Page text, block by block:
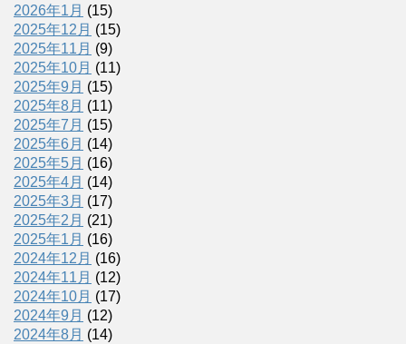
2026年1月 (15)
2025年12月 (15)
2025年11月 (9)
2025年10月 (11)
2025年9月 (15)
2025年8月 (11)
2025年7月 (15)
2025年6月 (14)
2025年5月 (16)
2025年4月 (14)
2025年3月 (17)
2025年2月 (21)
2025年1月 (16)
2024年12月 (16)
2024年11月 (12)
2024年10月 (17)
2024年9月 (12)
2024年8月 (14)